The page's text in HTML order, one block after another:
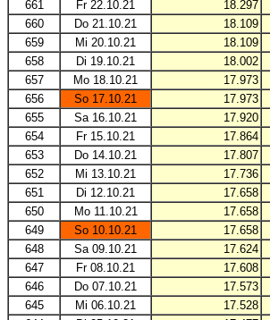
661
Fr 22.10.21 18.297
660
Do 21.10.21 18.109
659
Mi 20.10.21 18.109
658
Di 19.10.21 18.002
657
Mo 18.10.21 17.973
656
So 17.10.21 17.973
655
Sa 16.10.21 17.920
654
Fr 15.10.21 17.864
653
Do 14.10.21 17.807
652
Mi 13.10.21 17.736
651
Di 12.10.21 17.658
650
Mo 11.10.21 17.658
649
So 10.10.21 17.658
648
Sa 09.10.21 17.624
647
Fr 08.10.21 17.608
646
Do 07.10.21 17.573
645
Mi 06.10.21 17.528